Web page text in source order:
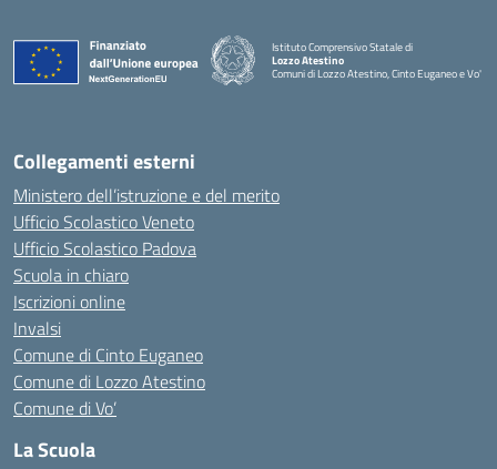
Istituto Comprensivo Statale di
Lozzo Atestino
Comuni di Lozzo Atestino, Cinto Euganeo e Vo'
— Visita la pagina iniziale della scuola
Collegamenti esterni
Ministero dell’istruzione e del merito
Ufficio Scolastico Veneto
Ufficio Scolastico Padova
Scuola in chiaro
Iscrizioni online
Invalsi
Comune di Cinto Euganeo
Comune di Lozzo Atestino
Comune di Vo’
La Scuola